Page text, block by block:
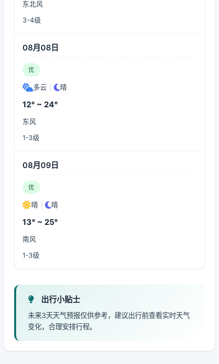
东北风
3-4级
08月08日
优
多云 晴
12° ~ 24°
东风
1-3级
08月09日
优
晴 晴
13° ~ 25°
南风
1-3级
出行小贴士
未来3天天气预报仅供参考，建议出行前查看实时天气
变化，合理安排行程。